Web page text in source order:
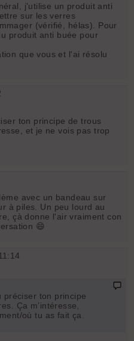
j'utilise un produit anti
sur les verres
(vérifié, hélas). Pour
produit anti buée pour
que vous et l'ai résolu
ton principe de trous
et je ne vois pas trop
avec un bandeau sur
à piles. Un peu lourd au
çà donne l'air vraiment con
😄
préciser ton principe
Ça m’intéresse,
où tu as fait ça.